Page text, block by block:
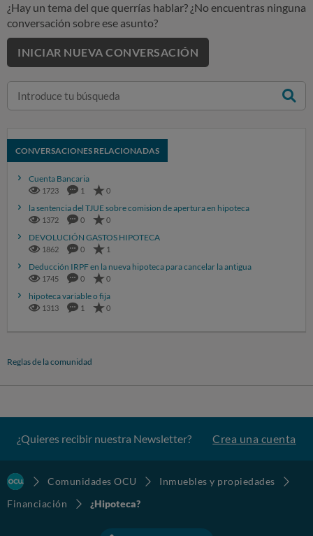
¿Hay un tema del que querrías hablar? ¿No encuentras ninguna
conversación sobre ese asunto?
INICIAR NUEVA CONVERSACIÓN
CONVERSACIONES RELACIONADAS
Cuenta Bancaria
1723 1 0
la sentencia del TJUE sobre comision de apertura en hipoteca
1372 0 0
DEVOLUCIÓN GASTOS HIPOTECA
1862 0 1
Deducción IRPF en la nueva hipoteca para cancelar la antigua
1745 0 0
hipoteca variable o fija
1313 1 0
Reglas de la comunidad
¿Quieres recibir nuestra Newsletter? Crea una cuenta
Comunidades OCU
Inmuebles y propiedades
Financiación
¿Hipoteca?